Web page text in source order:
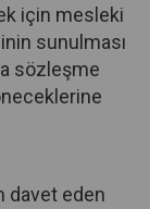
için mesleki
sunulması
sözleşme
davet eden